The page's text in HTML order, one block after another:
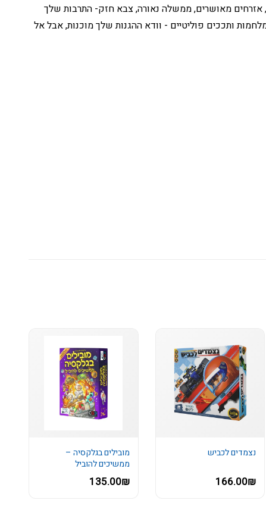
אזרחים מאושרים, ממשלה נאורה, צבא חזק- התרבות שלך
ותככים פוליטיים - וודא ההגנות שלך מוכנות, אבל אל
נצמדים לכביש
166.00₪
מובילים בגלקסיה –
ממשיכים להוביל
135.00₪